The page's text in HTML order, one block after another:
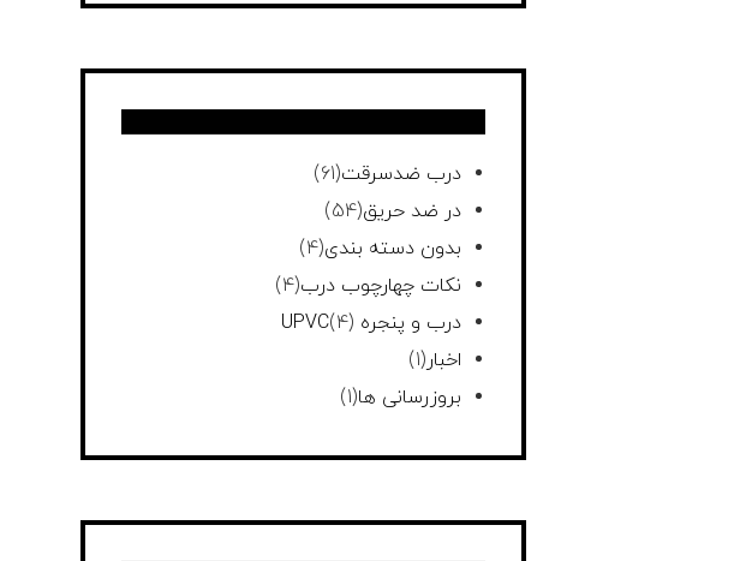
درب ضدسرقت(61)
در ضد حریق(54)
بدون دسته بندی(4)
نکات چهارچوب درب(4)
درب و پنجره UPVC (4)
اخبار(1)
بروزرسانی ها(1)